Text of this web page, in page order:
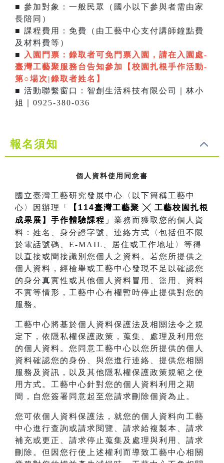
■ 參加對象：一般民眾（國小以下參與者需由家
長陪同）
■ 課程費用：免費（由工藝中心支付講師鐘點費
及材料費等）
■
入園門票： 錄取者可免門票入園，請在入園處-
臺灣工藝聚服務台告知參加【校園扎根手作活動-
第○場次|錄取者姓名】
■ 活動聯繫窗口：智創生活科技有限公司｜林小
姐｜0925-380-036
報名須知
個人資料使用同意書
國立臺灣工藝研究發展中心〈以下簡稱工藝中
心〉因辦理
「
【114臺灣工藝聚 ╳ 工藝校園扎根
成果展】手作體驗課程 」 業務而獲取您的個人資
料：姓名、身分證字號、連絡方式〈包括但不限
於電話號碼、E-MAIL、居住或工作地址〉等得
以直接或間接識別您個人之資料。若您所提供之
個人資料，經檢舉或工藝中心發現不足以確認您
的身分真實性或其他個人資料冒用、盜用、資料
不實等情形，工藝中心有權暫時停止提供對您的
服務。
工藝中心將基於個人資料保護法及相關法令之規
定下，依隱私權保護政策，蒐集、處理及利用您
的個人資料。您同意工藝中心以您所提供的個人
資料確認您的身份、與您進行連絡、提供您相關
服務及資訊，以及其他隱私權保護政策規範之使
用方式。工藝中心針對您的個人資料利用之期
間，自您簽署同意起至您請求刪除個資為止。
您可依個人資料保護法，就您的個人資料向工藝
中心進行查詢或請求閱覽、請求給複製本、請求
補充或更正、請求停止蒐集及處理與利用、請求
刪除。但因您行使上述權利而導致工藝中心相關